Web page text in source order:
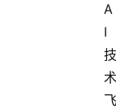
A
I
技
术
飞